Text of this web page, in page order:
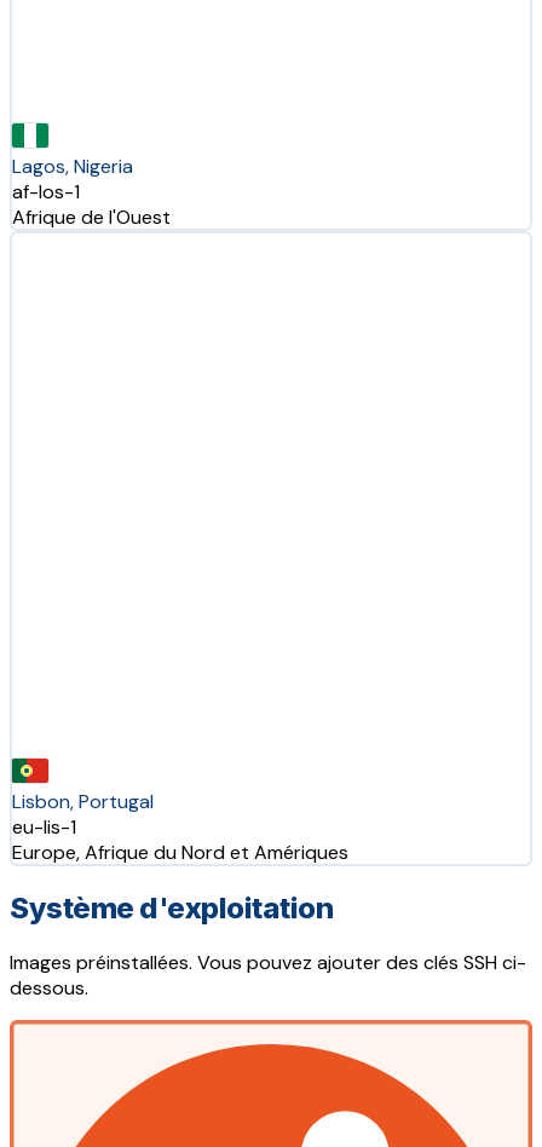
Lagos, Nigeria
af-los-1
Afrique de l'Ouest
Lisbon, Portugal
eu-lis-1
Europe, Afrique du Nord et Amériques
Système d'exploitation
Images préinstallées. Vous pouvez ajouter des clés SSH ci-
dessous.